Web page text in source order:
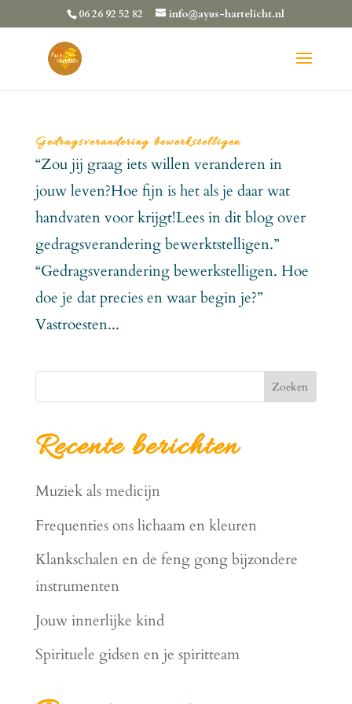
06 26 92 52 82 info@ayus-hartelicht.nl
Gedragsverandering bewerkstelligen
“Zou jij graag iets willen veranderen in
jouw leven?Hoe fijn is het als je daar wat
handvaten voor krijgt!Lees in dit blog over
gedragsverandering bewerktstelligen.”
“Gedragsverandering bewerkstelligen. Hoe
doe je dat precies en waar begin je?”
Vastroesten...
Zoeken
Recente berichten
Muziek als medicijn
Frequenties ons lichaam en kleuren
Klankschalen en de feng gong bijzondere
instrumenten
Jouw innerlijke kind
Spirituele gidsen en je spiritteam